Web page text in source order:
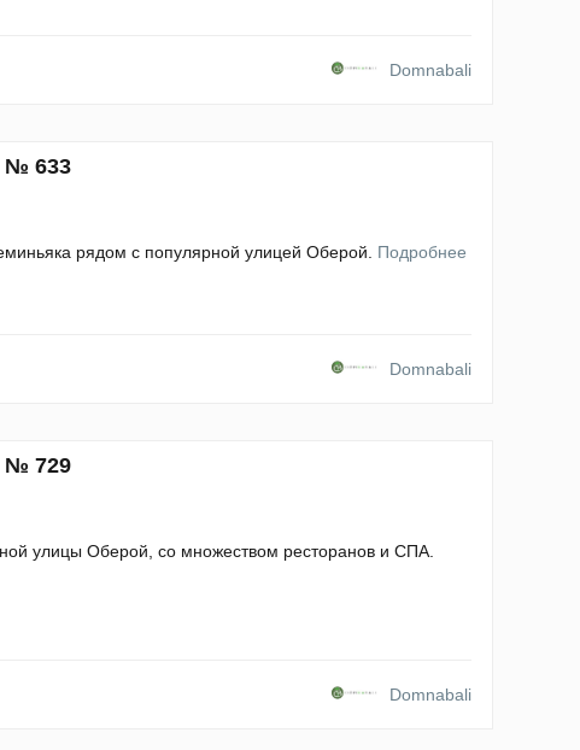
Domnabali
№ 633
рядом с популярной улицей Оберой. Подробнее
Domnabali
№ 729
улицы Оберой, со множеством ресторанов и СПА.
Domnabali